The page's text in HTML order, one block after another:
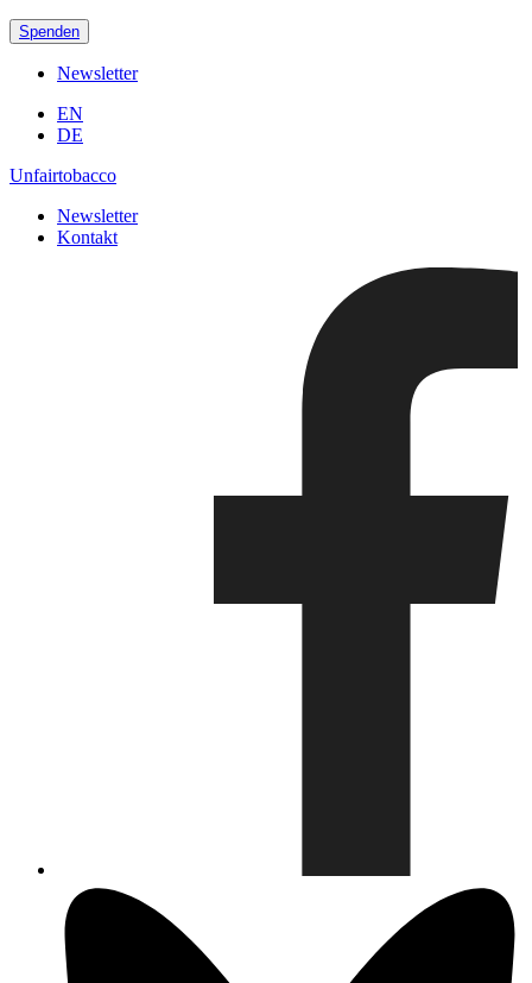
Spenden
Newsletter
EN
DE
Unfairtobacco
Newsletter
Kontakt